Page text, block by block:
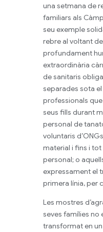
una setmana de
familiars als
seu exemple
rebre al voltant
profundament
extraordinària
de sanitaris
separades sota
professionals
seus fills durant
personal de
voluntaris
material i fins i
personal; o
expressament el
primera línia, per
Les mostres
seves famílies no
transformat en